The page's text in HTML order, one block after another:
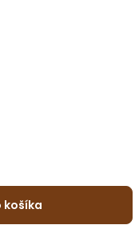
košíka